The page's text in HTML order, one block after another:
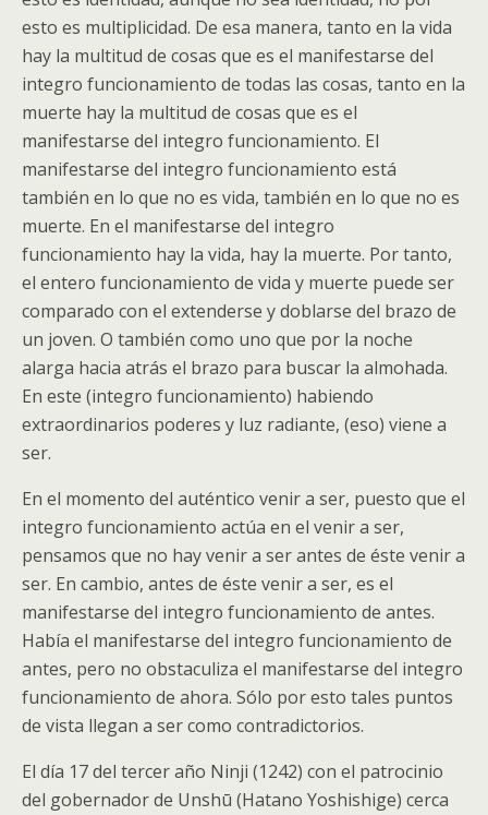
esto es multiplicidad. De esa manera, tanto en la vida
hay la multitud de cosas que es el manifestarse del
integro funcionamiento de todas las cosas, tanto en la
muerte hay la multitud de cosas que es el
manifestarse del integro funcionamiento. El
manifestarse del integro funcionamiento está
también en lo que no es vida, también en lo que no es
muerte. En el manifestarse del integro
funcionamiento hay la vida, hay la muerte. Por tanto,
el entero funcionamiento de vida y muerte puede ser
comparado con el extenderse y doblarse del brazo de
un joven. O también como uno que por la noche
alarga hacia atrás el brazo para buscar la almohada.
En este (integro funcionamiento) habiendo
extraordinarios poderes y luz radiante, (eso) viene a
ser.
En el momento del auténtico venir a ser, puesto que el
integro funcionamiento actúa en el venir a ser,
pensamos que no hay venir a ser antes de éste venir a
ser. En cambio, antes de éste venir a ser, es el
manifestarse del integro funcionamiento de antes.
Había el manifestarse del integro funcionamiento de
antes, pero no obstaculiza el manifestarse del integro
funcionamiento de ahora. Sólo por esto tales puntos
de vista llegan a ser como contradictorios.
El día 17 del tercer año Ninji (1242) con el patrocinio
del gobernador de Unshū (Hatano Yoshishige) cerca